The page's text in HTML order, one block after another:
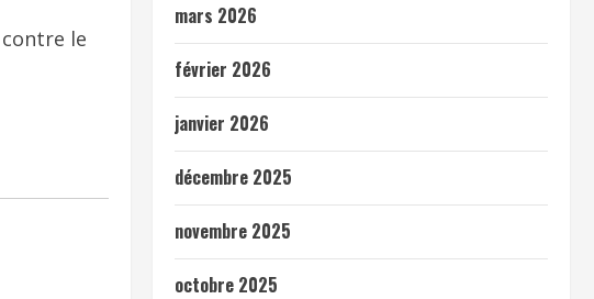
le
mars 2026
février 2026
janvier 2026
décembre 2025
novembre 2025
octobre 2025